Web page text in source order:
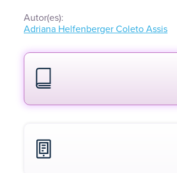
Autor(es):
Adriana Helfenberger Coleto Assis